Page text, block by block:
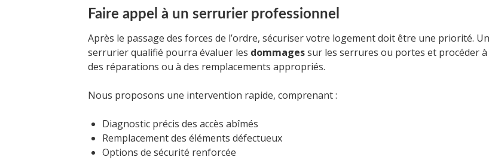
Faire appel à un serrurier professionnel
Après le passage des forces de l’ordre, sécuriser votre logement doit être une priorité. Un
serrurier qualifié pourra évaluer les dommagessur les serrures ou portes et procéder à
des réparations ou à des remplacements appropriés.
Nous proposons une intervention rapide, comprenant :
Diagnostic précis des accès abîmés
Remplacement des éléments défectueux
Options de sécurité renforcée